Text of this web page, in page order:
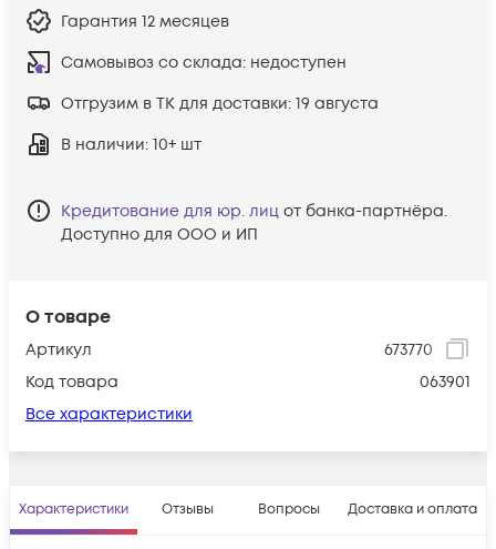
О товаре
Артикул
673770
Код товара
063901
Все характеристики
Гарантия 12 месяцев
Самовывоз со склада: недоступен
Отгрузим в ТК для доставки: 19 августа
В наличии: 10+ шт
Кредитование для юр. лиц от банка-партнёра.
Доступно для ООО и ИП
Характеристики Отзывы Вопросы Доставка и оплата